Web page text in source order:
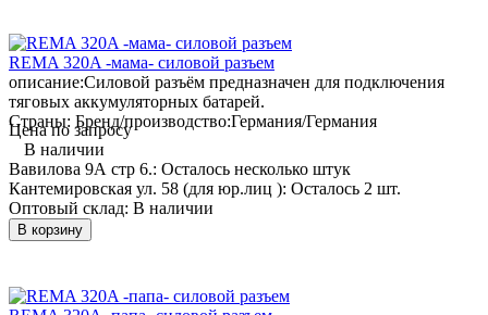
REMA 320A -мама- силовой разъем
описание:Силовой разъём предназначен для подключения
тяговых аккумуляторных батарей.
Страны: Бренд/производство:Германия/Германия
Цена по запросу
В наличии
Вавилова 9А стр 6.: Осталось несколько штук
Кантемировская ул. 58 (для юр.лиц ): Осталось 2 шт.
Оптовый склад: В наличии
В корзину